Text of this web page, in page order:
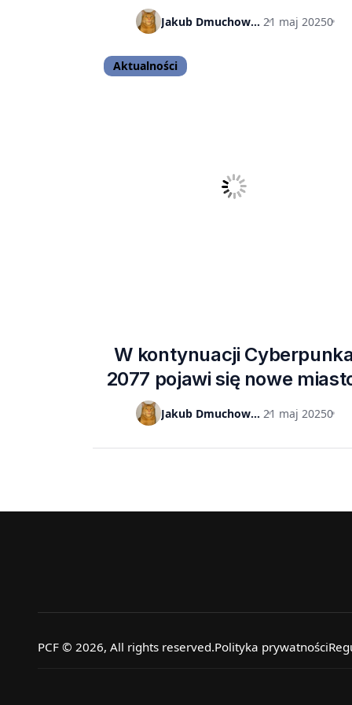
Jakub Dmuchowski 21 maj 20250
Aktualności
W kontynuacji Cyberpunka
2077 pojawi się nowe
Twórca papierowego erpega
uchylił rąbka tajemnicy
Jakub Dmuchowski 21 maj 20250
PCF © 2026, All rights reserved.Polityka prywatności